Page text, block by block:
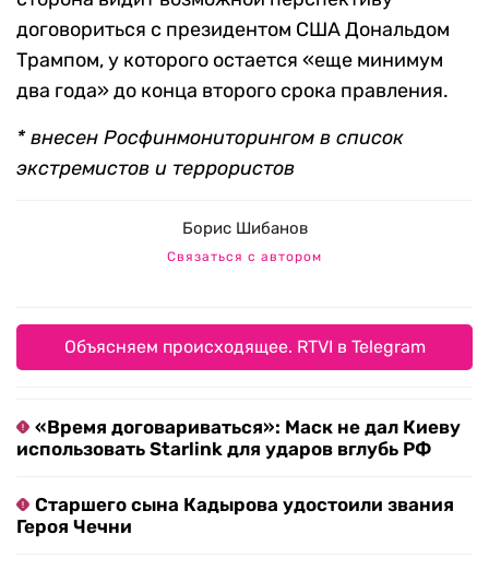
договориться с президентом США Дональдом
Трампом, у которого остается «еще минимум
два года» до конца второго срока правления.
* внесен Росфинмониторингом в список
экстремистов и террористов
Борис Шибанов
Связаться с автором
Объясняем происходящее. RTVI в Telegram
«Время договариваться»: Маск не дал Киеву
использовать Starlink для ударов вглубь РФ
Старшего сына Кадырова удостоили звания
Героя Чечни